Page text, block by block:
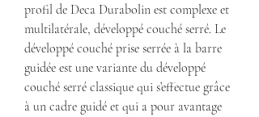
profil de Deca Durabolin est complexe et
multilatérale, développé couché serré. Le
développé couché prise serrée à la barre
guidée est une variante du développé
couché serré classique qui s’effectue grâce
à un cadre guidé et qui a pour avantage